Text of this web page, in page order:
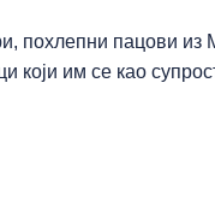
похлепни пацови
који им се као